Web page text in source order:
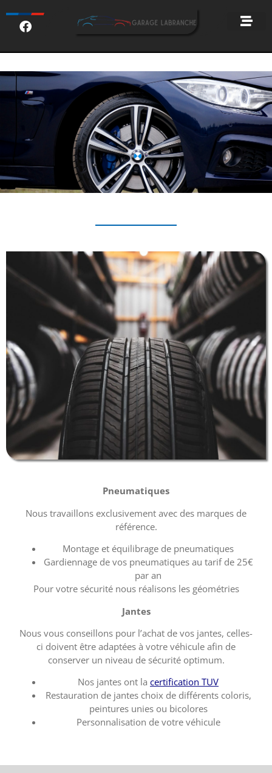
Pneumatiques
Nous travaillons exclusivement avec des marques de
référence.
Montage et équilibrage de pneumatiques
Gardiennage de vos pneumatiques au tarif de 25€
par an
Pour votre sécurité nous réalisons les géométries
Jantes
Nous vous conseillons pour l’achat de vos jantes, celles-
ci doivent être adaptées à votre véhicule afin de
conserver un niveau de sécurité optimum.
Nos jantes ont la certification TUV
Restauration de jantes choix de différents coloris,
peintures unies ou bicolores
Personnalisation de votre véhicule